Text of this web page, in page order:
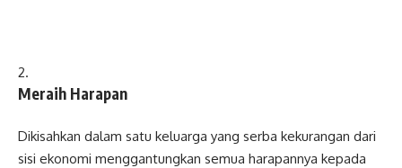
Meraih Harapan
Dikisahkan dalam satu keluarga yang serba kekurangan dari
sisi ekonomi menggantungkan semua harapannya kepada